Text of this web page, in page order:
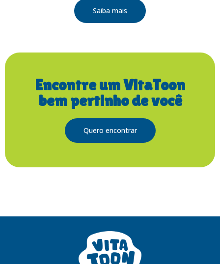
Saiba mais
Encontre um VitaToon
bem pertinho de você
Quero encontrar